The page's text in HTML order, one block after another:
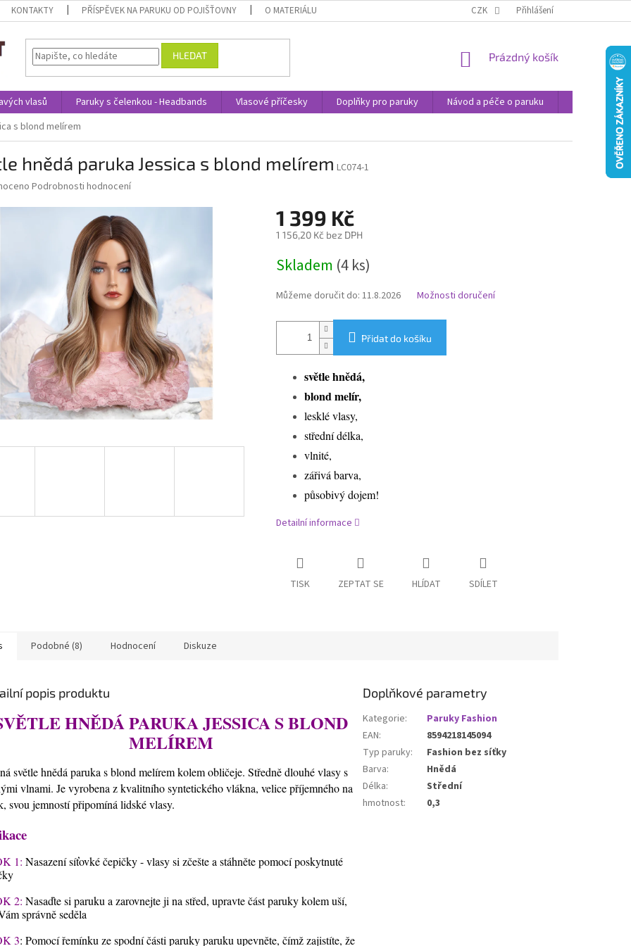
KONTAKTY PŘÍSPĚVEK NA PARUKU OD POJIŠŤOVNY O MATERIÁLU OBCHODNÍ PODMÍNKY PODMÍNKY
CZK Přihlášení
HLEDAT
NÁKUPNÍ
Prázdný košík
vlasů Paruky s čelenkou - Headbands Vlasové příčesky Doplňky pro paruky Návod a péče o paruku
Příspěvek
s blond melírem
hnědá paruka Jessica s blond melírem LC074-1
Podrobnosti hodnocení
1 399 Kč
1 156,20 Kč bez DPH
cena:
Skladem (4 ks)
Můžeme doručit do: 11.8.2026 Možnosti doručení
Přidat do košíku
světle hnědá,
blond melír,
lesklé vlasy,
střední délka,
vlnité,
zářivá barva,
působivý dojem!
Detailní informace
TISK ZEPTAT SE HLÍDAT SDÍLET
Podobné (8) Hodnocení Diskuze
popis produktu
HNĚDÁ PARUKA JESSICA S BLOND
MELÍREM
světle hnědá paruka s blond melírem kolem obličeje. Středně dlouhé vlasy s
vlnami. Je vyrobena z kvalitního syntetického vlákna, velice příjemného na
svou jemností připomíná lidské vlasy.
1: Nasazení síťovké čepičky - vlasy si zčešte a stáhněte pomocí poskytnuté
2: Nasaďte si paruku a zarovnejte ji na střed, upravte část paruky kolem uší,
správně seděla
3: Pomocí řemínku ze spodní části paruky paruku upevněte, čímž zajistíte, že
Doplňkové parametry
Kategorie:
Paruky Fashion
EAN:
8594218145094
Typ paruky:
Fashion bez síťky
Barva:
Hnědá
Délka:
Střední
hmotnost: 0,3